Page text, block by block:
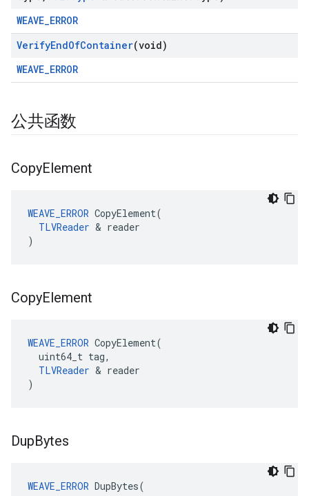
WEAVE_ERROR
VerifyEndOfContainer(void)
WEAVE_ERROR
公共函数
CopyElement
WEAVE_ERROR CopyElement(
TLVReader & reader
)
CopyElement
WEAVE_ERROR CopyElement(
  uint64_t tag,
TLVReader & reader
)
DupBytes
WEAVE_ERROR DupBytes(